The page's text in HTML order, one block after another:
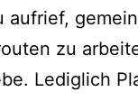
aufrief,
zu
Lediglich